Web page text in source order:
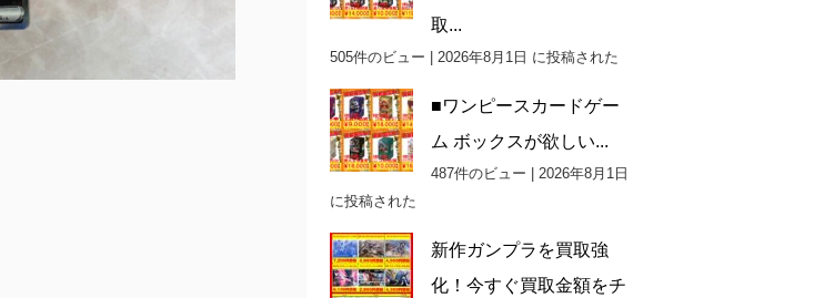
取...
505件のビュー 2026年8月1日 に投稿された
■ワンピースカードゲー
ム ボックスが欲しい...
487件のビュー
2026年8月1日
に投稿された
新作ガンプラを買取強
化！今すぐ買取金額をチ